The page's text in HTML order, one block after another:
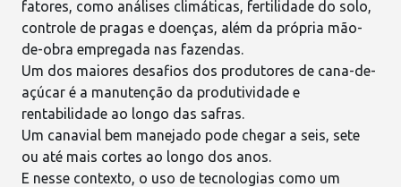
fatores, como análises climáticas, fertilidade do solo
controle de pragas e doenças, além da própria mão-
de-obra empregada nas fazendas.
Um dos maiores desafios dos produtores de cana-de-
açúcar é a manutenção da produtividade e
rentabilidade ao longo das safras.
Um canavial bem manejado pode chegar a seis, sete
ou até mais cortes ao longo dos anos.
E nesse contexto, o uso de tecnologias como um